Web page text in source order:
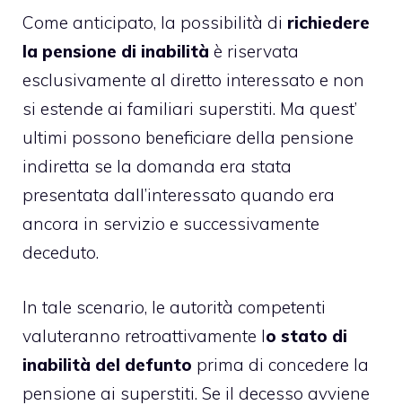
Come anticipato, la possibilità di richiedere
la pensione di inabilità è riservata
esclusivamente al diretto interessato e non
si estende ai familiari superstiti. Ma quest’
ultimi possono beneficiare della pensione
indiretta se la domanda era stata
presentata dall’interessato quando era
ancora in servizio e successivamente
deceduto.
In tale scenario, le autorità competenti
valuteranno retroattivamente lo stato di
inabilità del defunto prima di concedere la
pensione ai superstiti. Se il decesso avviene